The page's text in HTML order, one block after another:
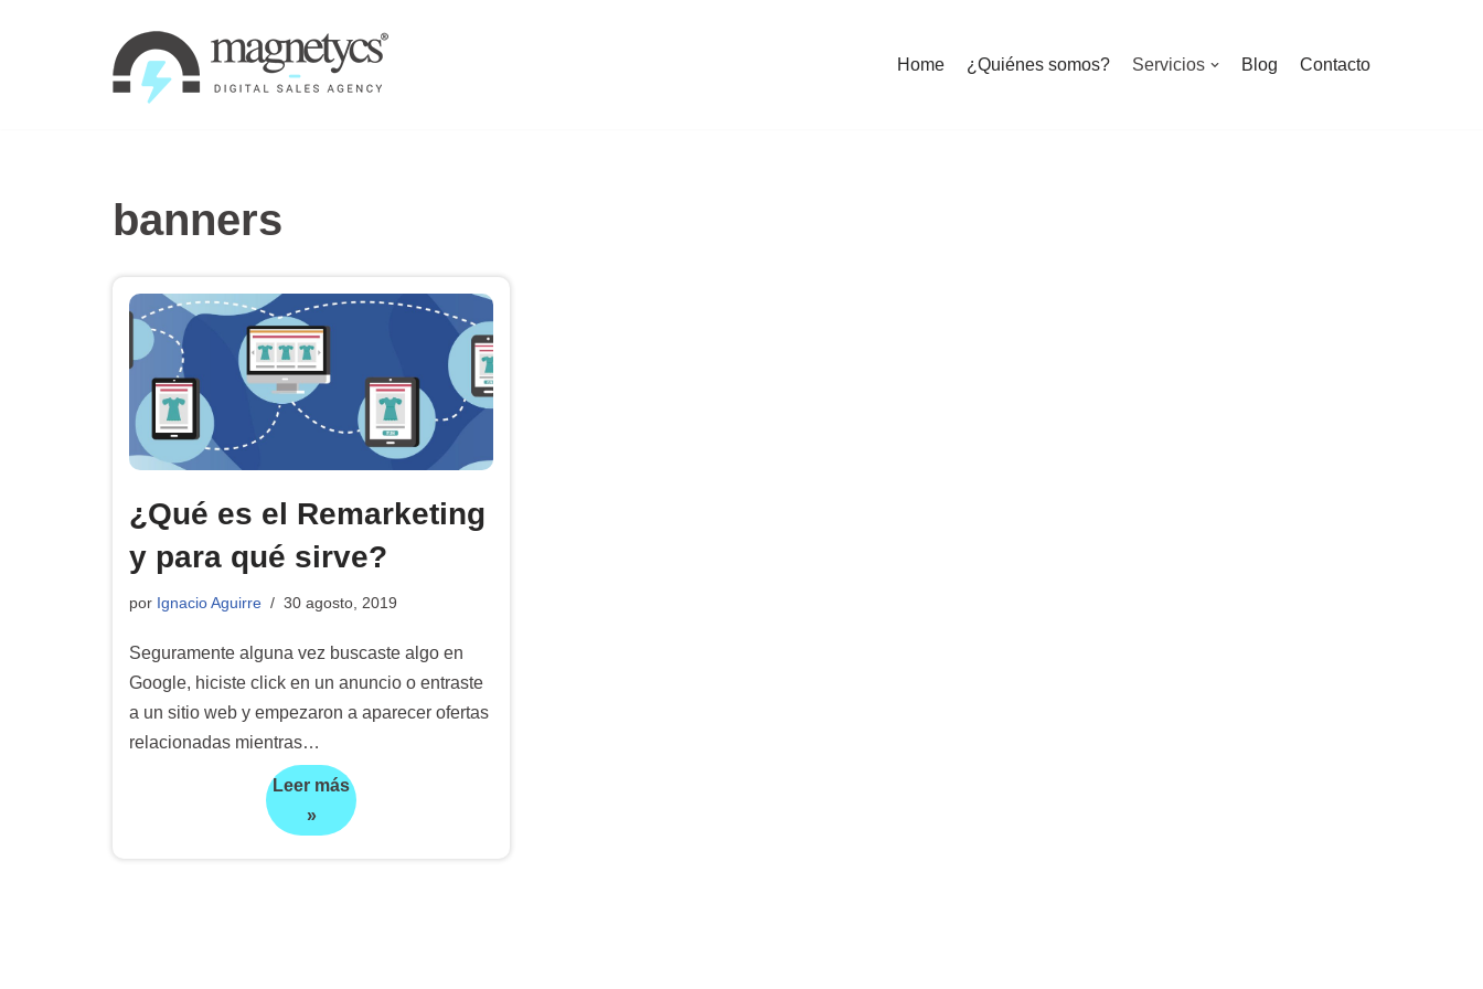
Home ¿Quiénes somos? Servicios Blog Contacto
banners
¿Qué es el Remarketing
y para qué sirve?
por Ignacio Aguirre 30 agosto, 2019
Seguramente alguna vez buscaste algo en
Google, hiciste click en un anuncio o entraste
a un sitio web y empezaron a aparecer ofertas
relacionadas mientras…
Leer más
»